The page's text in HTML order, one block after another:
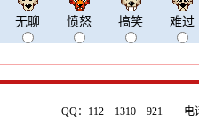
无聊 愤怒 搞笑 难过
QQ：112 1310 921 电话